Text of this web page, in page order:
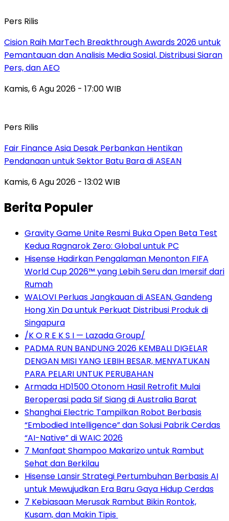
Pers Rilis
Cision Raih MarTech Breakthrough Awards 2026 untuk
Pemantauan dan Analisis Media Sosial, Distribusi Siaran
Pers, dan AEO
Kamis, 6 Agu 2026 - 17:00 WIB
Pers Rilis
Fair Finance Asia Desak Perbankan Hentikan
Pendanaan untuk Sektor Batu Bara di ASEAN
Kamis, 6 Agu 2026 - 13:02 WIB
Berita Populer
Gravity Game Unite Resmi Buka Open Beta Test
Kedua Ragnarok Zero: Global untuk PC
Hisense Hadirkan Pengalaman Menonton FIFA
World Cup 2026™ yang Lebih Seru dan Imersif dari
Rumah
WALOVI Perluas Jangkauan di ASEAN, Gandeng
Hong Xin Da untuk Perkuat Distribusi Produk di
Singapura
/K O R E K S I — Lazada Group/
PADMA RUN BANDUNG 2026 KEMBALI DIGELAR
DENGAN MISI YANG LEBIH BESAR, MENYATUKAN
PARA PELARI UNTUK PERUBAHAN
Armada HD1500 Otonom Hasil Retrofit Mulai
Beroperasi pada Sif Siang di Australia Barat
Shanghai Electric Tampilkan Robot Berbasis
“Embodied Intelligence” dan Solusi Pabrik Cerdas
“AI-Native” di WAIC 2026
7 Manfaat Shampoo Makarizo untuk Rambut
Sehat dan Berkilau
Hisense Lansir Strategi Pertumbuhan Berbasis AI
untuk Mewujudkan Era Baru Gaya Hidup Cerdas
7 Kebiasaan Merusak Rambut Bikin Rontok,
Kusam, dan Makin Tipis